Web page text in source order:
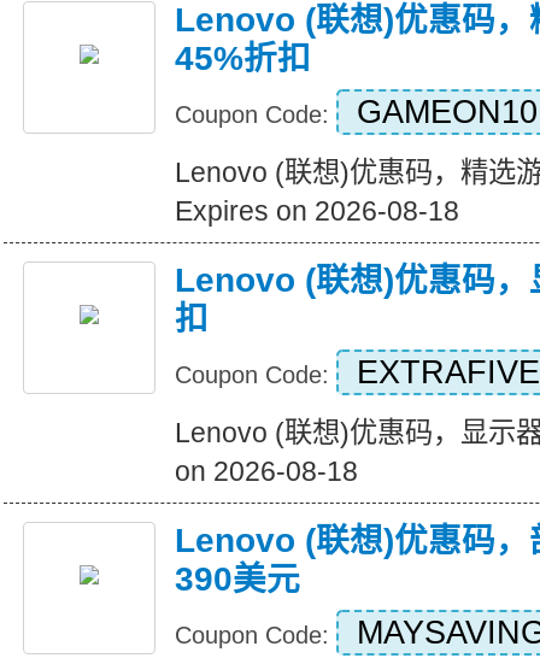
Lenovo (联想)优惠码，
45%折扣
Coupon Code: GAMEON10
Lenovo (联想)优惠码，精选
Expires on 2026-08-18
Lenovo (联想)优惠码，
扣
Coupon Code: EXTRAFIVE
Lenovo (联想)优惠码，显示
on 2026-08-18
Lenovo (联想)优惠码，
390美元
Coupon Code: